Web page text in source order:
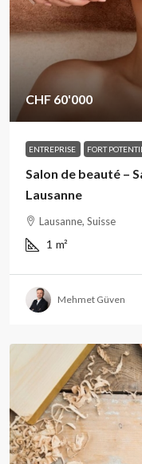
CHF 60'000
ENTREPRISE FORT
Salon de beauté –
Lausanne
Lausanne, Suisse
1 m²
Mehmet Güven